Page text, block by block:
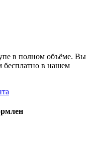
в полном объёме. Вы
бесплатно в нашем